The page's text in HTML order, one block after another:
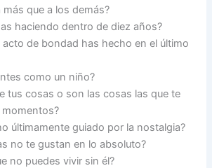
más que a los demás?
haciendo dentro de diez años?
acto de bondad has hecho en el último
como un niño?
tus cosas o son las cosas las que te
últimamente guiado por la nostalgia?
no te gustan en lo absoluto?
no puedes vivir sin él?